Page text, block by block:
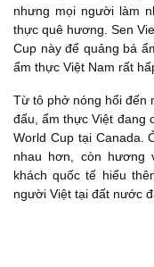
nhưng mọi người làm
thực quê hương. Sen
Cup này để quảng bá
ẩm thực Việt Nam rất
Từ tô phở nóng hổi đến
đấu, ẩm thực Việt đang
World Cup tại Canada.
nhau hơn, còn hương
khách quốc tế hiểu
người Việt tại đất nước